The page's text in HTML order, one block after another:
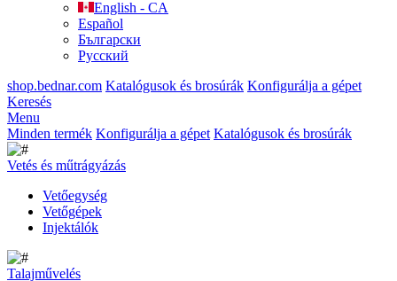
English - CA
Español
Български
Русский
shop.bednar.com Katalógusok és brosúrák Konfigurálja a gépet
Keresés
Menu
Minden termék Konfigurálja a gépet Katalógusok és brosúrák
Vetés és műtrágyázás
Vetőegység
Vetőgépek
Injektálók
Talajművelés